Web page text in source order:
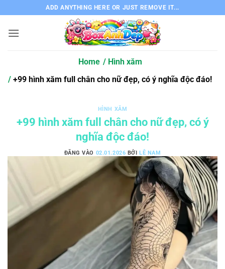
qua
nội
ADD ANYTHING HERE OR JUST REMOVE IT...
Home
Hình xăm
+99 hình xăm full chân cho nữ đẹp, có ý nghĩa độc đáo!
HÌNH XĂM
+99 hình xăm full chân cho nữ đẹp, có ý
nghĩa độc đáo!
ĐĂNG VÀO 02.01.2026 BỞILÊ NAM